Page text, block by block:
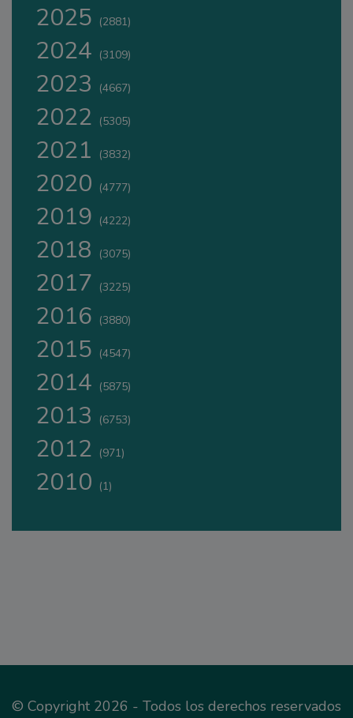
2025 (2881)
2024 (3109)
2023 (4667)
2022 (5305)
2021 (3832)
2020 (4777)
2019 (4222)
2018 (3075)
2017 (3225)
2016 (3880)
2015 (4547)
2014 (5875)
2013 (6753)
2012 (971)
2010 (1)
© Copyright 2026 - Todos los derechos reservados